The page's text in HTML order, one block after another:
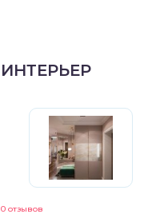
ИНТЕРЬЕР
0 отзывов